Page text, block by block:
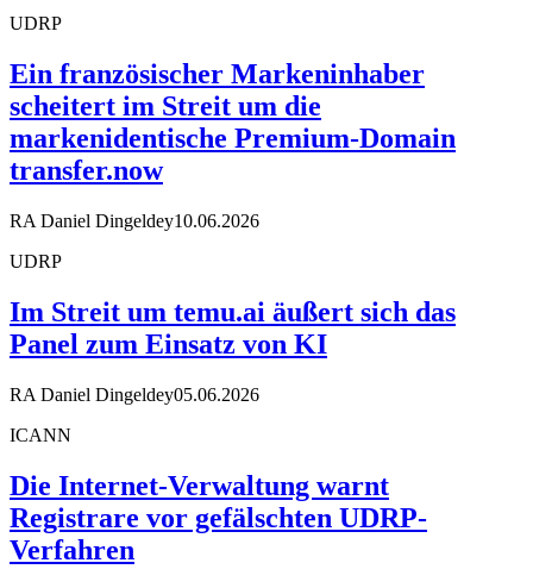
UDRP
Ein französischer Markeninhaber
scheitert im Streit um die
markenidentische Premium-Domain
transfer.now
RA Daniel Dingeldey10.06.2026
UDRP
Im Streit um temu.ai äußert sich das
Panel zum Einsatz von KI
RA Daniel Dingeldey05.06.2026
ICANN
Die Internet-Verwaltung warnt
Registrare vor gefälschten UDRP-
Verfahren